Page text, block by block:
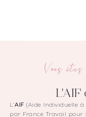
Vous
L'AIF
L’AIF (Aide Individuelle
par France Travail pour